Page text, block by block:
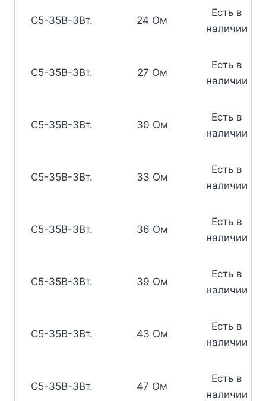
С5-35В-3Вт. 24 Ом
Есть в
наличии
С5-35В-3Вт. 27 Ом
Есть в
наличии
С5-35В-3Вт. 30 Ом
Есть в
наличии
С5-35В-3Вт. 33 Ом
Есть в
наличии
С5-35В-3Вт. 36 Ом
Есть в
наличии
С5-35В-3Вт. 39 Ом
Есть в
наличии
С5-35В-3Вт. 43 Ом
Есть в
наличии
С5-35В-3Вт. 47 Ом
Есть в
наличии